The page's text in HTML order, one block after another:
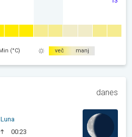
Min (°C) več manj
danes
Luna
00:23